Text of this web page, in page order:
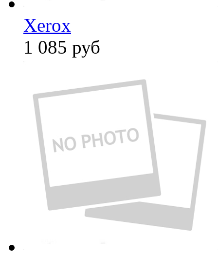
Xerox
1 085 руб